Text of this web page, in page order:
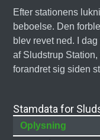
Efter stationens
beboelse. Den
blev revet ned. I
af Sludstrup
forandret sig siden
Stamdata for
Oplysning